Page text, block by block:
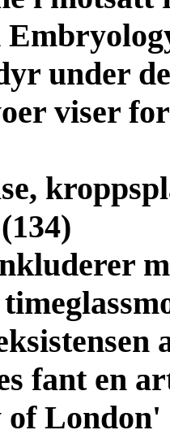
under
viser
fant en
of